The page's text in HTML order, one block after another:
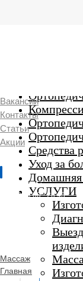
г. Люберцы
Пн-Вс 9:00 - 20:45
салон
Средства
Уход за
Домашняя
УСЛУГИ
Вакансии
Контакты
Статьи
Акции
Массаж
Главная